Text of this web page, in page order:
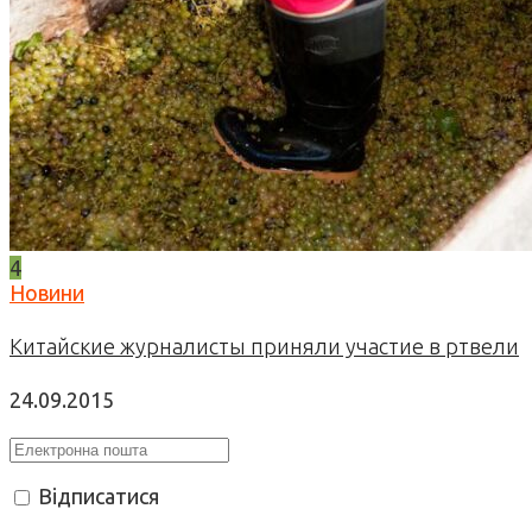
4
Новини
Китайские журналисты приняли участие в ртвели
24.09.2015
Відписатися